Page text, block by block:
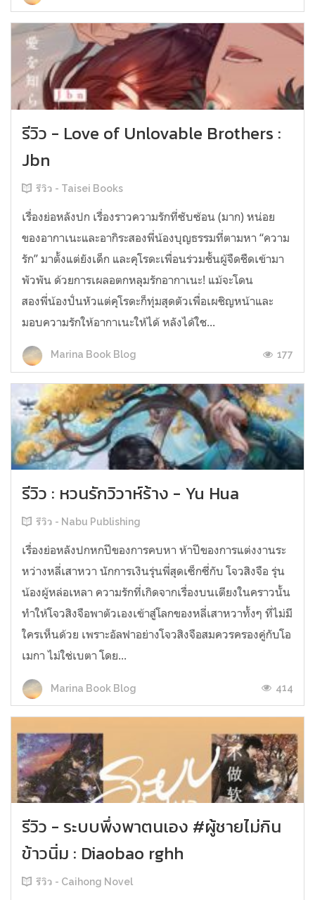
รีวิว - Love of Unlovable Brothers :
Jbn
รีวิว - Taisei Books
เรื่องย่อหลังปก เรื่องราวความรักที่ซับซ้อน (มาก) หน่อย
ของอากาเนะและอากิระสองพี่น้องบุญธรรมที่ตามหา “ความ
รัก” มาตั้งแต่ยังเด็ก และคุโรดะเพื่อนร่วมชั้นผู้จืดชืดเข้ามา
พัวพัน ด้วยการเผลอตกหลุมรักอากาเนะ! แม้จะโดน
สองพี่น้องปั่นหัวแต่คุโรดะก็ทุ่มสุดตัวเพื่อเผชิญหน้าและ
มอบความรักให้อากาเนะให้ได้ หลังได้ใช...
Marina Book Blog 177
รีวิว : หวนรักวิวาห์ร้าง - Yu Hua
รีวิว - Nabu Publishing
เรื่องย่อหลังปกหกปีของการคบหา ห้าปีของการแต่งงานระ
หว่างหลี่เสาหวา นักการเงินรุ่นพี่สุดเซ็กซี่กับ โจวสิงจือ รุ่น
น้องผู้หล่อเหลา ความรักที่เกิดจากเรื่องบนเตียงในคราวนั้น
ทำให้โจวสิงจือพาตัวเองเข้าสู่โลกของหลี่เสาหวาทั้งๆ ที่ไม่มี
ใครเห็นด้วย เพราะอัลฟาอย่างโจวสิงจือสมควรครองคู่กับโอ
เมกา ไม่ใช่เบตา โดย...
Marina Book Blog 414
รีวิว - ระบบพึ่งพาตนเอง #ผู้ชายไม่กิน
ข้าวนิ่ม : Diaobao rghh
รีวิว - Caihong Novel